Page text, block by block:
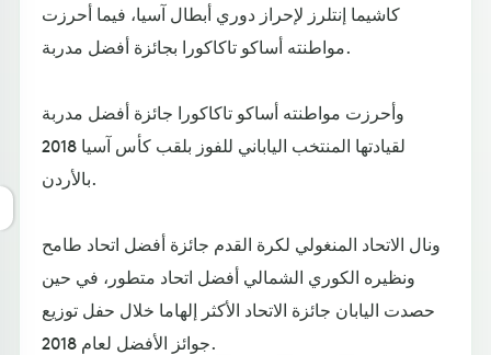
كاشيما إنتلرز لإحراز دوري أبطال آسيا، فيما أحرزت
مواطنته أساكو تاكاكورا بجائزة أفضل مدربة.
وأحرزت مواطنته أساكو تاكاكورا جائزة أفضل مدربة
لقيادتها المنتخب الياباني للفوز بلقب كأس آسيا 2018
بالأردن.
ونال الاتحاد المنغولي لكرة القدم جائزة أفضل اتحاد طامح
ونظيره الكوري الشمالي أفضل اتحاد متطور، في حين
حصدت اليابان جائزة الاتحاد الأكثر إلهاما خلال حفل توزيع
جوائز الأفضل لعام 2018.